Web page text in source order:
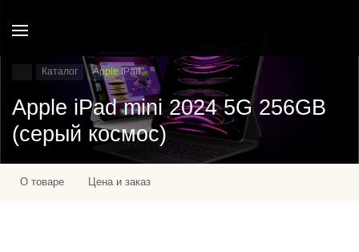
Каталог Apple IPad
Apple iPad mini 2024 5G 256GB
(серый космос)
О товаре Цена и заказ